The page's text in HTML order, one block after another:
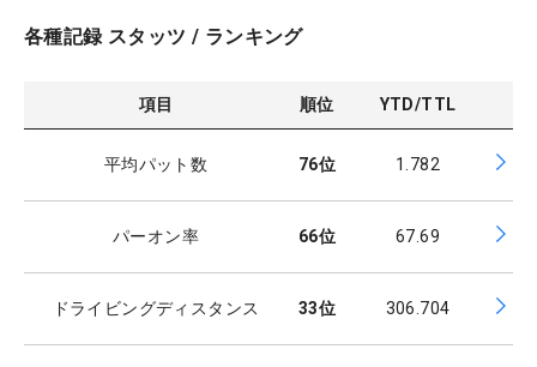
各種記録 スタッツ / ランキング
項目 順位 YTD/TTL
平均パット数 76位 1.782
パーオン率 66位 67.69
ドライビングディスタンス 33位 306.704